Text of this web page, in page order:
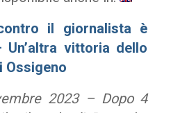
il giornalista è
vittoria dello
Ossigeno
2023 – Dopo 4